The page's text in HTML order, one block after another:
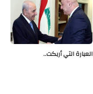
العبارة التي أربكت..